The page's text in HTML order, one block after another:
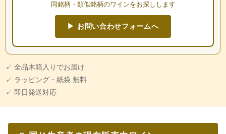
同銘柄・類似銘柄のワインをお探しします
▶ お問い合わせフォームへ
✓ 全品木箱入りでお届け
✓ ラッピング・紙袋 無料
✓ 即日発送対応